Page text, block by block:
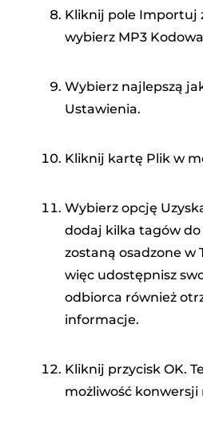
Kliknij pole Importuj
wybierz MP3
Wybierz najlepszą
Ustawienia.
Kliknij kartę Plik w
Wybierz opcję
dodaj kilka tagów
zostaną osadzone w
więc udostępnisz
odbiorca również
informacje.
Kliknij przycisk OK.
możliwość konwersji